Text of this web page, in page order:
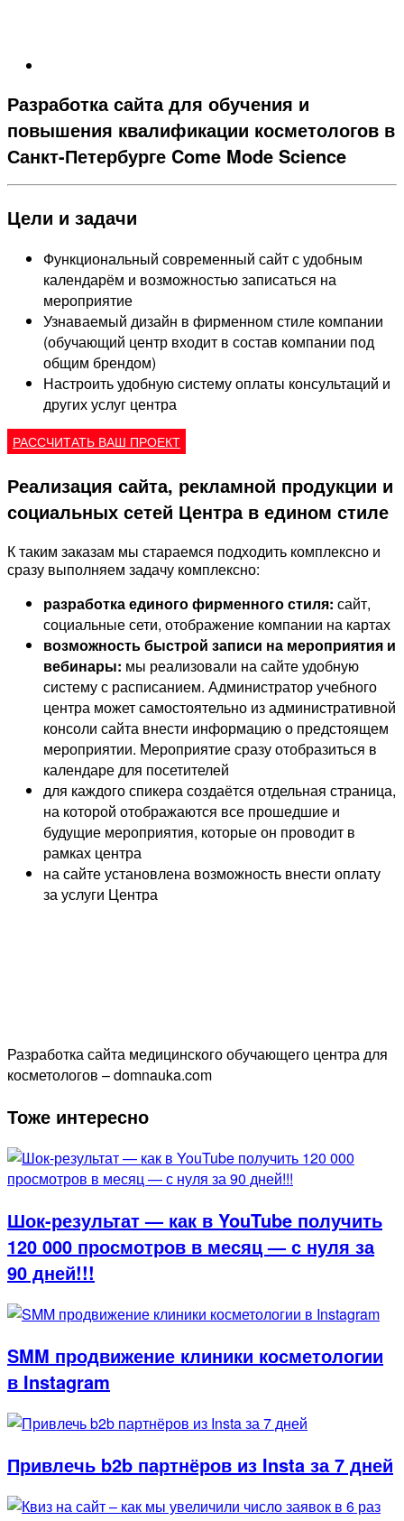
Разработка сайта для обучения и
повышения квалификации косметологов в
Санкт-Петербурге Come Mode Science
Цели и задачи
Функциональный современный сайт с удобным
календарём и возможностью записаться на
мероприятие
Узнаваемый дизайн в фирменном стиле компании
(обучающий центр входит в состав компании под
общим брендом)
Настроить удобную систему оплаты консультаций и
других услуг центра
РАССЧИТАТЬ ВАШ ПРОЕКТ
Реализация сайта, рекламной продукции и
социальных сетей Центра в едином стиле
К таким заказам мы стараемся подходить комплексно и
сразу выполняем задачу комплексно:
разработка единого фирменного стиля: сайт,
социальные сети, отображение компании на картах
возможность быстрой записи на мероприятия и
вебинары: мы реализовали на сайте удобную
систему с расписанием. Администратор учебного
центра может самостоятельно из административной
консоли сайта внести информацию о предстоящем
мероприятии. Мероприятие сразу отобразиться в
календаре для посетителей
для каждого спикера создаётся отдельная страница,
на которой отображаются все прошедшие и
будущие мероприятия, которые он проводит в
рамках центра
на сайте установлена возможность внести оплату
за услуги Центра
Разработка сайта медицинского обучающего центра для
косметологов – domnauka.com
Тоже интересно
Шок-результат — как в YouTube получить
120 000 просмотров в месяц — с нуля за
90 дней!!!
SMM продвижение клиники косметологии
в Instagram
Привлечь b2b партнёров из Insta за 7 дней